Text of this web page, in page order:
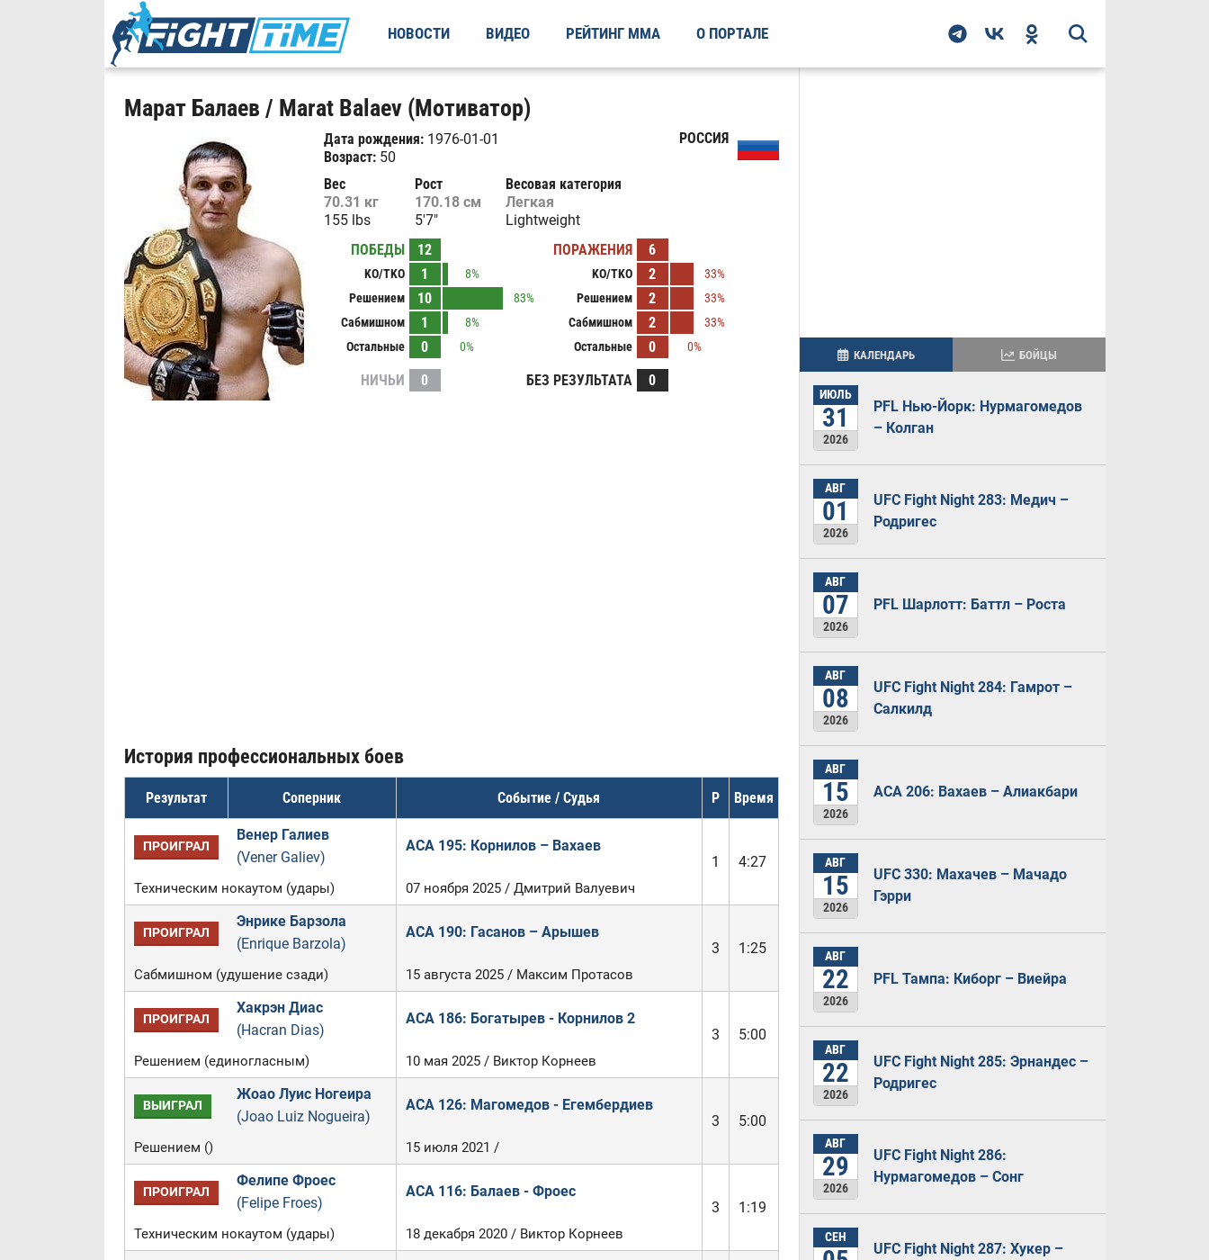
НОВОСТИ ВИДЕО РЕЙТИНГ ММА О ПОРТАЛЕ
Марат Балаев / Marat Balaev (Мотиватор)
Дата рождения:1976-01-01
Возраст:50
РОССИЯ
Вес
70.31 кг
155 lbs
Рост
170.18 см
5'7"
Весовая категория
Легкая
Lightweight
ПОБЕДЫ
12
KO/TKO 1
8%
Решением
10
83%
Сабмишном
1
8%
Остальные
0 0%
ПОРАЖЕНИЯ 6
KO/TKO 2
33%
Решением
2
33%
Сабмишном
2
33%
Остальные
0 0%
НИЧЬИ 0 БЕЗ РЕЗУЛЬТАТА 0
История профессиональных боев
Результат Соперник Событие / Судья Р Время
ПРОИГРАЛ
Венер Галиев
(Vener Galiev)
ACA 195: Корнилов – Вахаев
1
4:27
Техническим нокаутом (удары) 07 ноября 2025 / Дмитрий Валуевич
ПРОИГРАЛ
Энрике Барзола
(Enrique Barzola)
ACA 190: Гасанов – Арышев
3
1:25
Сабмишном (удушение сзади) 15 августа 2025 / Максим Протасов
ПРОИГРАЛ
Хакрэн Диас
(Hacran Dias)
ACA 186: Богатырев - Корнилов 2
3
5:00
Решением (единогласным) 10 мая 2025 / Виктор Корнеев
ВЫИГРАЛ
Жоао Луис Ногеира
(Joao Luiz Nogueira)
ACA 126: Магомедов - Егембердиев
3
5:00
Решением () 15 июля 2021 /
ПРОИГРАЛ
Фелипе Фроес
(Felipe Froes)
ACA 116: Балаев - Фроес
3
1:19
Техническим нокаутом (удары) 18 декабря 2020 / Виктор Корнеев
КАЛЕНДАРЬ БОЙЦЫ
ИЮЛЬ
31
2026
PFL Нью-Йорк: Нурмагомедов
– Колган
АВГ
01
2026
UFC Fight Night 283: Медич –
Родригес
АВГ
07
2026
PFL Шарлотт: Баттл – Роста
АВГ
08
2026
UFC Fight Night 284: Гамрот –
Салкилд
АВГ
15
2026
ACA 206: Вахаев – Алиакбари
АВГ
15
2026
UFC 330: Махачев – Мачадо
Гэрри
АВГ
22
2026
PFL Тампа: Киборг – Виейра
АВГ
22
2026
UFC Fight Night 285: Эрнандес –
Родригес
АВГ
29
2026
UFC Fight Night 286:
Нурмагомедов – Сонг
СЕН
UFC Fight Night 287: Хукер –